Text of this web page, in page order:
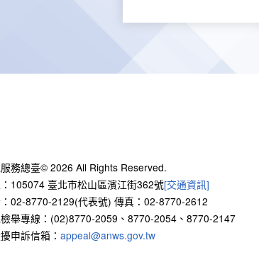
務總臺© 2026 All Rights Reserved.
105074 臺北市松山區濱江街362號[交通資訊]
02-8770-2129(代表號) 傳真：02-8770-2612
舉專線：(02)8770-2059、8770-2054、8770-2147
申訴信箱： appeal@anws.gov.tw